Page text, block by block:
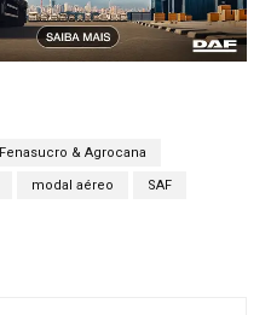
Fenasucro & Agrocana
modal aéreo SAF